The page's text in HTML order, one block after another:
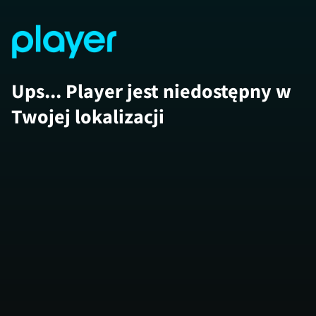
Ups... Player jest niedostępny w
Twojej lokalizacji